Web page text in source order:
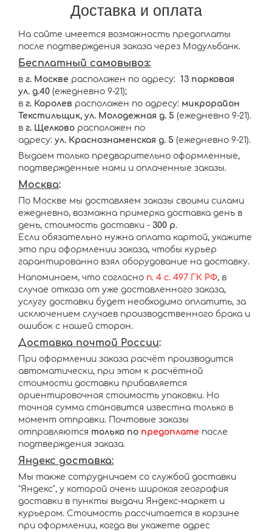
Доставка и оплата
На сайте имеется возможность предоплаты
после подтверждения заказа через Модульбанк.
Бесплатный самовывоз:
в г. Москве расположен по адресу: 13 парковая
ул. д.40 (ежедневно 9-21);
в г. Королев расположен по адресу: микрорайон
Текстильщик, ул. Молодежная д. 5 (ежедневно 9-21).
в г. Щелково расположен по
адресу: ул. Краснознаменская д. 5 (ежедневно 9-21).
Выдаем только предварительно оформленные,
подтвержденные нами и оплаченные заказы.
Москва:
По Москве мы доставляем заказы своими силами
ежедневно, возможна примерка доставка день в
день, стоимость доставки - 300 р.
Если обязательно нужна оплата картой, укажите
это при оформлении заказа, чтобы курьер
гарантированно взял оборудование на доставку.
Напоминаем, что согласно п. 4 с. 497 ГК РФ, в
случае отказа от уже доставленного заказа,
услугу доставки будет необходимо оплатить, за
исключением случаев производственного брака и
ошибок с нашей сторон.
Доставка почтой России:
При оформлении заказа расчёт производится
автоматически, при этом к расчётной
стоимости доставки прибавляется
ориентировочная стоимость упаковки. Но
точная сумма становится известна только в
момент отправки. Почтовые заказы
отправляются только по предоплате после
подтверждения заказа.
Яндекс доставка:
Мы также сотрудничаем со службой доставки
"Яндекс", у которой очень широкая география
доставки в пункты выдачи Яндекс-маркет и
курьером. Стоимость рассчитается в корзине
при оформлении, когда вы укажете адрес